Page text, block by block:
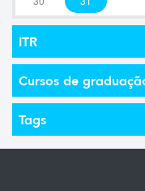
ITR
Cursos de
Tags